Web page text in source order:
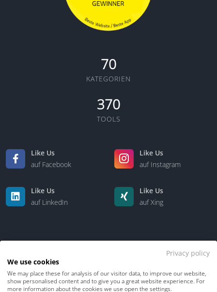
70
KATEGORIEN
370
TOOLS
Like Us
auf Facebook
Like Us
auf Instagram
Like Us
auf LinkedIn
Like Us
auf Xing
Kontakt Über uns
Privacy policy
We use cookies
We may place these for analysis of our visitor data, to improve our website,
show personalised content and to give you a great website experience. For
more information about the cookies we use open the settings.